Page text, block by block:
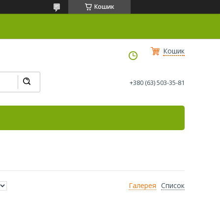
Кошик
Кошик
+380 (63) 503-35-81
Галерея Список